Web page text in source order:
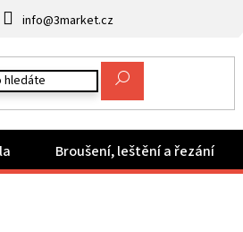
info@3market.cz
Broušení, leštění a řezání